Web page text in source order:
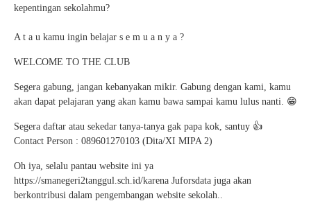
kepentingan sekolahmu?
A t a u kamu ingin belajar s e m u a n y a ?
WELCOME TO THE CLUB
Segera gabung, jangan kebanyakan mikir. Gabung dengan kami, kamu
akan dapat pelajaran yang akan kamu bawa sampai kamu lulus nanti. 😁
Segera daftar atau sekedar tanya-tanya gak papa kok, santuy 👍
Contact Person : 089601270103 (Dita/XI MIPA 2)
Oh iya, selalu pantau website ini ya
https://smanegeri2tanggul.sch.id/karena Juforsdata juga akan
berkontribusi dalam pengembangan website sekolah..